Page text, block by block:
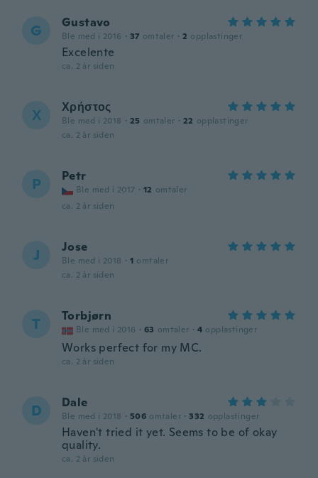
G Gustavo
Ble med i 2016 · 37 omtaler · 2 opplastinger
Excelente
ca. 2 år siden
Χ Χρήστος
Ble med i 2018 · 25 omtaler · 22 opplastinger
ca. 2 år siden
P Petr
Ble med i 2017 · 12 omtaler
ca. 2 år siden
J Jose
Ble med i 2018 · 1 omtaler
ca. 2 år siden
T Torbjørn
Ble med i 2016 · 63 omtaler · 4 opplastinger
Works perfect for my MC.
ca. 2 år siden
D Dale
Ble med i 2018 · 506 omtaler · 332 opplastinger
Haven't tried it yet. Seems to be of okay
quality.
ca. 2 år siden